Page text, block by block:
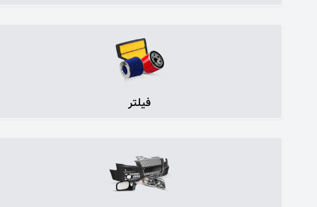
فیلتر